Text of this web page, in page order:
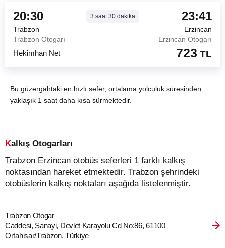
20:30 3 saat30dakika 23:41
Trabzon
Erzincan
Trabzon Otogarı
Erzincan Otogarı
Hekimhan Net 723 TL
Bu güzergahtaki en hızlı sefer, ortalama yolculuk süresinden
yaklaşık 1 saat daha kısa sürmektedir.
Kalkış Otogarları
Trabzon Erzincan otobüs seferleri 1 farklı kalkış
noktasından hareket etmektedir. Trabzon şehrindeki
otobüslerin kalkış noktaları aşağıda listelenmiştir.
Trabzon Otogar
Caddesi, Sanayi, Devlet Karayolu Cd No:86, 61100
Ortahisar/Trabzon, Türkiye